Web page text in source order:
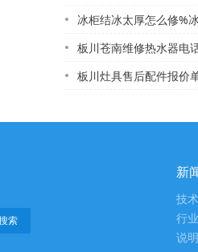
冰柜结冰太厚怎么修%冰柜结冰
板川苍南维修热水器电话,苍南灵溪修马桶电话/
板川灶具售后配件报价单-板川灶具售后
新
技
行
说